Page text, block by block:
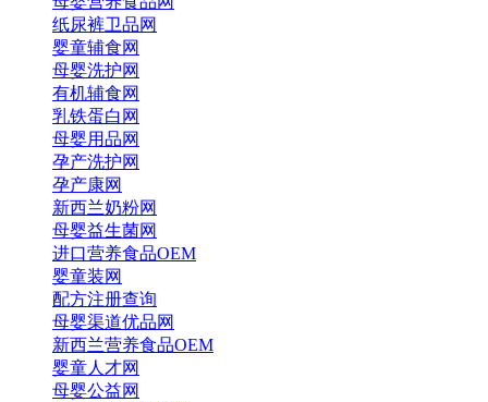
纸尿裤卫品网
婴童辅食网
母婴洗护网
有机辅食网
乳铁蛋白网
母婴用品网
孕产洗护网
孕产康网
新西兰奶粉网
母婴益生菌网
进口营养食品OEM
婴童装网
配方注册查询
母婴渠道优品网
新西兰营养食品OEM
婴童人才网
母婴公益网